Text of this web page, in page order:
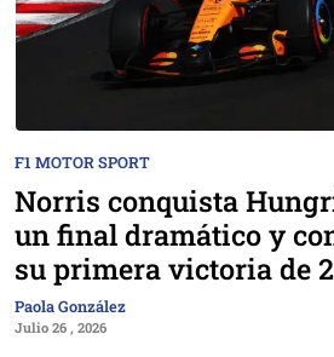
F1 MOTOR SPORT
Norris conquista
un final dramático y
su primera victoria de
Paola González
Julio 26 , 2026